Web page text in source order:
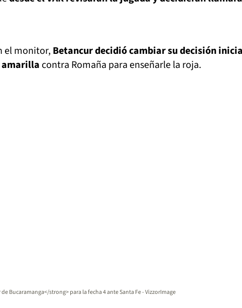
el monitor, Betancur decidió cambiar su decisión
contra Romaña para enseñarle la roja.
Bucaramanga</strong> para la fecha 4 ante Santa Fe - VizzorImage